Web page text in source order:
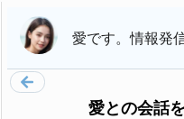
愛です。情報発
愛との会話